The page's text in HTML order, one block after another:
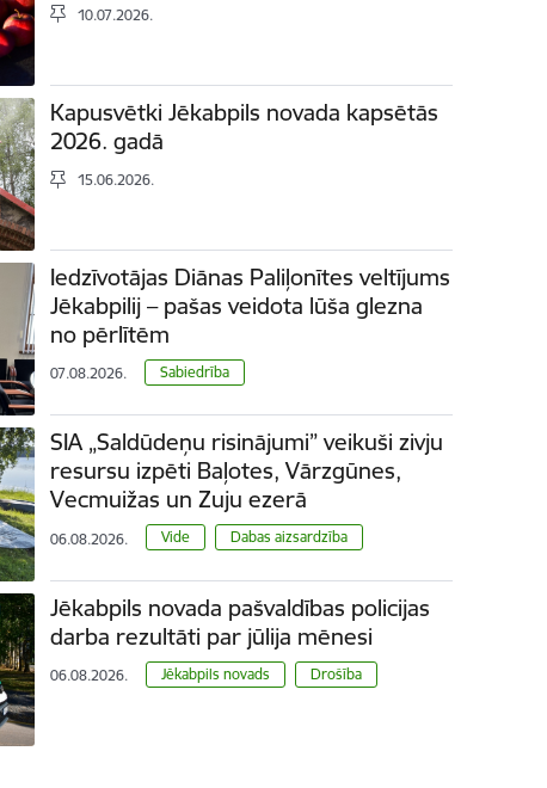
10.07.2026.
Kapusvētki Jēkabpils novada kapsētās
2026. gadā
15.06.2026.
Iedzīvotājas Diānas Paliļonītes veltījums
Jēkabpilij – pašas veidota lūša glezna
no pērlītēm
07.08.2026. Sabiedrība
SIA „Saldūdeņu risinājumi” veikuši zivju
resursu izpēti Baļotes, Vārzgūnes,
Vecmuižas un Zuju ezerā
06.08.2026. Vide Dabas aizsardzība
Jēkabpils novada pašvaldības policijas
darba rezultāti par jūlija mēnesi
06.08.2026. Jēkabpils novads Drošība